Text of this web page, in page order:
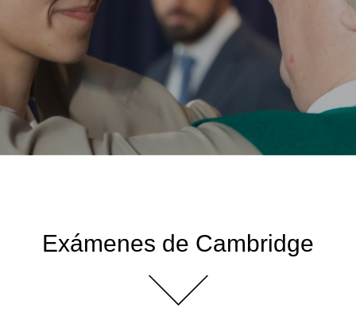
Exámenes de Cambridge